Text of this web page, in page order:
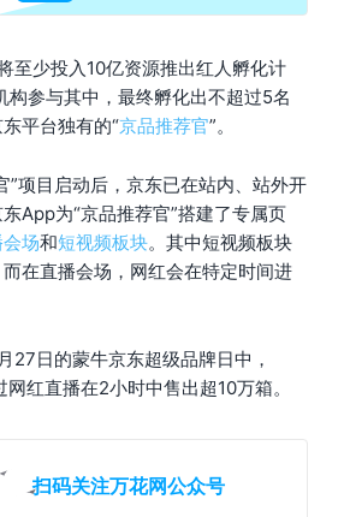
至少投入10亿资源推出红人孵化计
构参与其中，最终孵化出不超过5名
平台独有的“京品推荐官”。
”项目启动后，京东已在站内、站外开
App为“京品推荐官”搭建了专属页
场和短视频板块。其中短视频板块
在直播会场，网红会在特定时间进
27日的蒙牛京东超级品牌日中，
红直播在2小时中售出超10万箱。
扫码关注万花网公众号